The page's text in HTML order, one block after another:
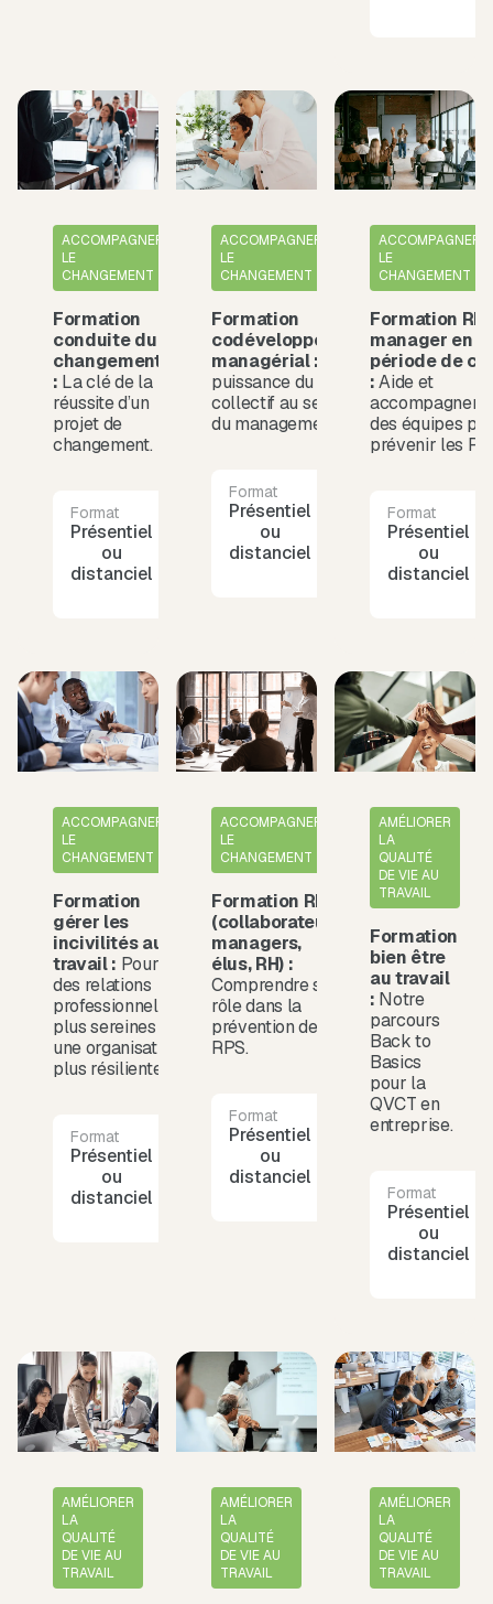
ACCOMPAGNER
LE
CHANGEMENT
Formation
conduite du
changement
: La clé de la
réussite d’un
projet de
changement.
Format
Présentiel
ou
distanciel
Durée
ACCOMPAGNER
LE
CHANGEMENT
Formation
codéveloppement
managérial :
puissance du
collectif au service
du management.
Format
Présentiel
ou
distanciel
1
journée
ACCOMPAGNER
LE
CHANGEMENT
Formation
manager en
période de
:Aide et
des équipes
prévenir les
Format
Présentiel
ou
distanciel
ACCOMPAGNER
LE
CHANGEMENT
Formation
gérer les
incivilités au
travail : Pour
des relations
professionnelles
plus sereines et
une organisation
plus résiliente.
Format
Présentiel
ou
distanciel
Durée
journée
ACCOMPAGNER
LE
CHANGEMENT
Formation RPS
(collaborateurs,
managers,
élus, RH) :
Comprendre son
rôle dans la
prévention des
RPS.
Format
Présentiel
ou
distanciel
Durée
1
AMÉLIORER
LA
QUALITÉ
DE VIE AU
TRAVAIL
Formation
bien être
au travail
: Notre
parcours
Back to
Basics
pour la
QVCT en
entreprise.
Format
Présentiel
ou
distanciel
AMÉLIORER
LA
QUALITÉ
DE VIE AU
TRAVAIL
AMÉLIORER
LA
QUALITÉ
DE VIE AU
TRAVAIL
AMÉLIORER
LA
QUALITÉ
DE VIE AU
TRAVAIL